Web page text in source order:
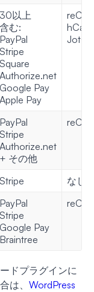
30以上
含む:
PayPal
Stripe
Square
Authorize.net
Google Pay
Apple Pay
PayPal
Stripe
Authorize.net
+ その他
Stripe
なし
PayPal
Stripe
Google Pay
Braintree
ドプラグインに
は、 WordPress